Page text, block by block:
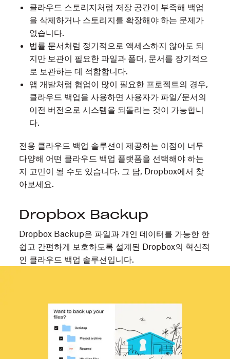
클라우드 스토리지처럼 저장 공간이 부족해 백업
을 삭제하거나 스토리지를 확장해야 하는 문제가
없습니다.
법률 문서처럼 정기적으로 액세스하지 않아도 되
지만 보관이 필요한 파일과 폴더, 문서를 장기적으
로 보관하는 데 적합합니다.
앱 개발처럼 협업이 많이 필요한 프로젝트의 경우,
클라우드 백업을 사용하면 사용자가 파일/문서의
이전 버전으로 시스템을 되돌리는 것이 가능합니
다.
전용 클라우드 백업 솔루션이 제공하는 이점이 너무
다양해 어떤 클라우드 백업 플랫폼을 선택해야 하는
지 고민이 될 수도 있습니다. 그 답, Dropbox에서 찾
아보세요.
Dropbox Backup
Dropbox Backup은 파일과 개인 데이터를 가능한 한
쉽고 간편하게 보호하도록 설계된 Dropbox의 혁신적
인 클라우드 백업 솔루션입니다.